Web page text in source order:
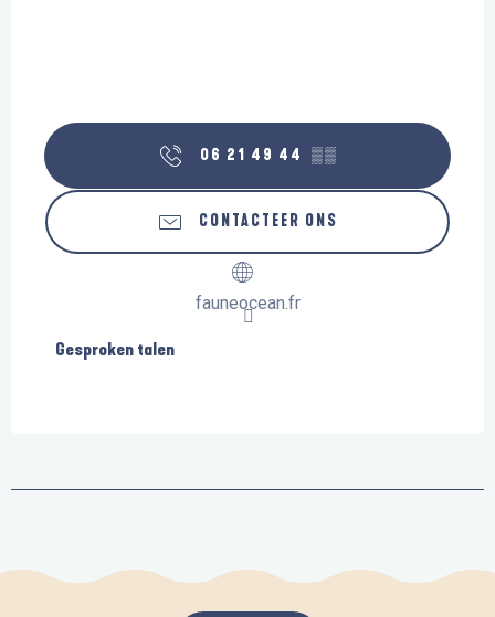
06 21 49 44 ▒▒
CONTACTEER ONS
fauneocean.fr
Gesproken talen
Gesproken talen